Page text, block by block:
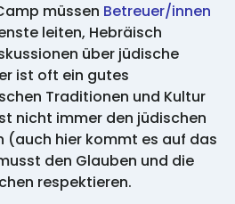
müssen Betreuer/innen
leiten, Hebräisch
über jüdische
ist oft ein gutes
Traditionen und Kultur
nicht immer den jüdischen
(auch hier kommt es auf das
den Glauben und die
respektieren.